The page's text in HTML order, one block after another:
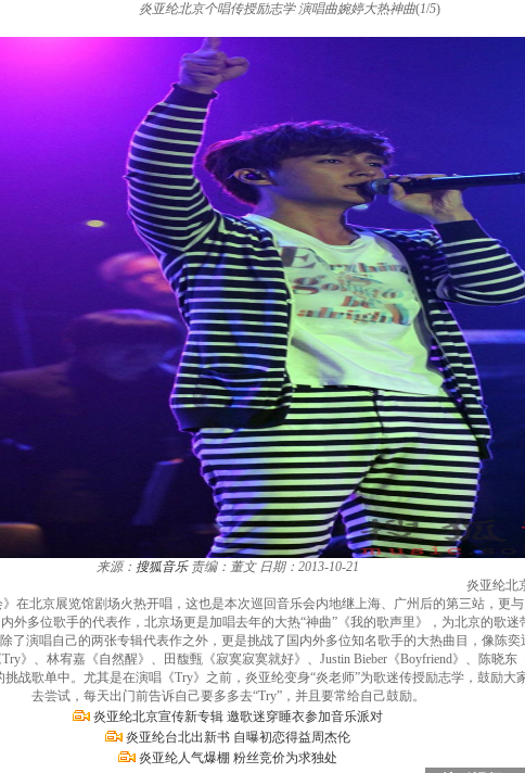
炎亚纶北京个唱传授励志学 演唱曲婉婷大热神曲(1/5)
来源： 搜狐音乐 责编：董文 日期：2013-10-21
炎亚纶北
在北京展览馆剧场火热开唱，这也是本次巡回音乐会内地继上海、广州后的第三站，更
外多位歌手的代表作，北京场更是加唱去年的大热“神曲”《我的歌声里》，为北京的歌
了演唱自己的两张专辑代表作之外，更是挑战了国内外多位知名歌手的大热曲目，像陈
Try》、林宥嘉《自然醒》、田馥甄《寂寞寂寞就好》、Justin Bieber《Boyfriend》、陈晓
战歌单中。尤其是在演唱《Try》之前，炎亚纶变身“炎老师”为歌迷传授励志学，鼓励大
去尝试，每天出门前告诉自己要多多去“Try”，并且要常给自己鼓励。
炎亚纶北京宣传新专辑 邀歌迷穿睡衣参加音乐派对
炎亚纶台北出新书 自曝初恋得益周杰伦
炎亚纶人气爆棚 粉丝竞价为求独处